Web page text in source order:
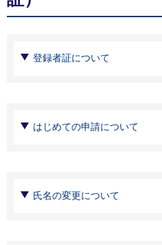
登録者証について
はじめての申請について
氏名の変更について